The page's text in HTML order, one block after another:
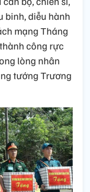
binh, diễu hành
mạng Tháng
công rực
lòng nhân
tướng Trương